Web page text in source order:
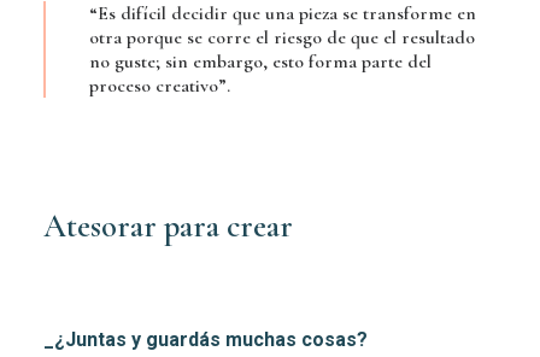
“Es difícil decidir que una pieza se transforme en
otra porque se corre el riesgo de que el resultado
no guste; sin embargo, esto forma parte del
proceso creativo”.
Atesorar para crear
_¿Juntas y guardás muchas cosas?